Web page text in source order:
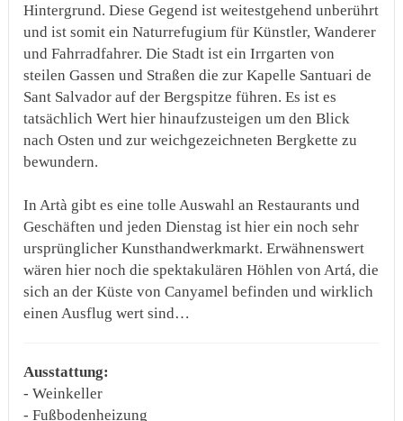
Hintergrund. Diese Gegend ist weitestgehend unberührt
und ist somit ein Naturrefugium für Künstler, Wanderer
und Fahrradfahrer. Die Stadt ist ein Irrgarten von
steilen Gassen und Straßen die zur Kapelle Santuari de
Sant Salvador auf der Bergspitze führen. Es ist es
tatsächlich Wert hier hinaufzusteigen um den Blick
nach Osten und zur weichgezeichneten Bergkette zu
bewundern.
In Artà gibt es eine tolle Auswahl an Restaurants und
Geschäften und jeden Dienstag ist hier ein noch sehr
ursprünglicher Kunsthandwerkmarkt. Erwähnenswert
wären hier noch die spektakulären Höhlen von Artá, die
sich an der Küste von Canyamel befinden und wirklich
einen Ausflug wert sind…
Ausstattung:
- Weinkeller
- Fußbodenheizung